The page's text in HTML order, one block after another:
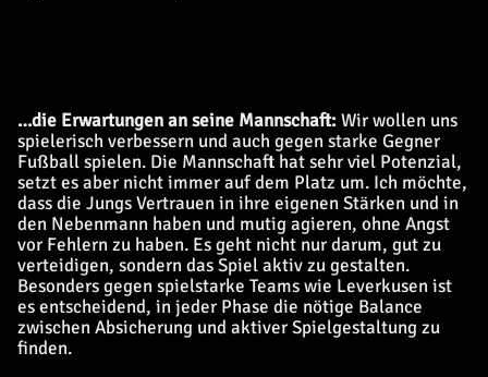
…die Erwartungen an seine Mannschaft:Wir wollen uns
spielerisch verbessern und auch gegen starke Gegner
Fußball spielen. Die Mannschaft hat sehr viel Potenzial,
setzt es aber nicht immer auf dem Platz um. Ich möchte,
dass die Jungs Vertrauen in ihre eigenen Stärken und in
den Nebenmann haben und mutig agieren, ohne Angst
vor Fehlern zu haben. Es geht nicht nur darum, gut zu
verteidigen, sondern das Spiel aktiv zu gestalten.
Besonders gegen spielstarke Teams wie Leverkusen ist
es entscheidend, in jeder Phase die nötige Balance
zwischen Absicherung und aktiver Spielgestaltung zu
finden.